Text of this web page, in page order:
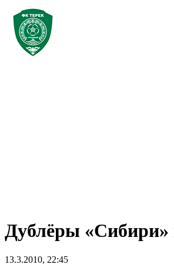
Дублёры «Сибири»
13.3.2010, 22:45